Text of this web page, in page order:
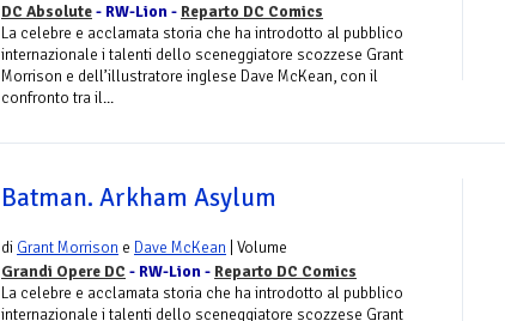
DC Absolute- RW-Lion - Reparto DC Comics
La celebre e acclamata storia che ha introdotto al pubblico
internazionale i talenti dello sceneggiatore scozzese Grant
Morrison e dell’illustratore inglese Dave McKean, con il
confronto tra il...
Batman. Arkham Asylum
di Grant Morrison e Dave McKean | Volume
Grandi Opere DC - RW-Lion - Reparto DC Comics
La celebre e acclamata storia che ha introdotto al pubblico
internazionale i talenti dello sceneggiatore scozzese Grant